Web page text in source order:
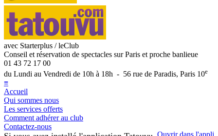
avec Starterplus / leClub
Conseil et réservation de spectacles sur Paris et proche banlieue
01 43 72 17 00
du Lundi au Vendredi de 10h à 18h - 56 rue de Paradis, Paris 10e
≡
Accueil
Qui sommes nous
Les services offerts
Comment adhérer au club
Contactez-nous